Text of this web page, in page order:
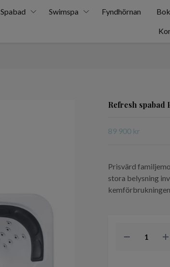
Spabad Swimspa Fyndhörnan
Refresh spabad
89 900 kr
Prisvärd
stora belysning